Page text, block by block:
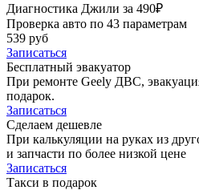
Диагностика Джили за 490₽
Проверка авто по 43 параметрам
539 руб
Записаться
Бесплатный эвакуатор
При ремонте Geely ДВС,
подарок.
Записаться
Сделаем дешевле
При калькуляции на руках из
и запчасти по более низкой цене
Записаться
Такси в подарок